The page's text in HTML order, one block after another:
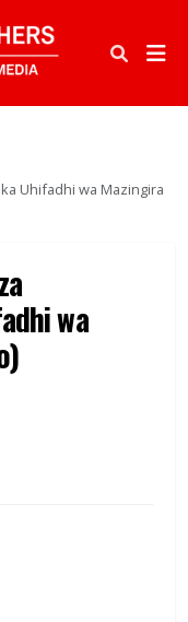
Uhifadhi wa Mazingira
wa